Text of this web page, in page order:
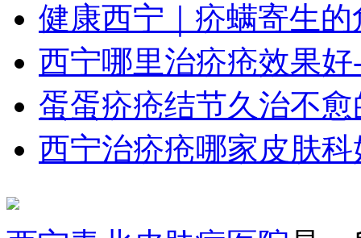
健康西宁｜疥螨寄生
西宁哪里治疥疮效果
蛋蛋疥疮结节久治不
西宁治疥疮哪家皮肤